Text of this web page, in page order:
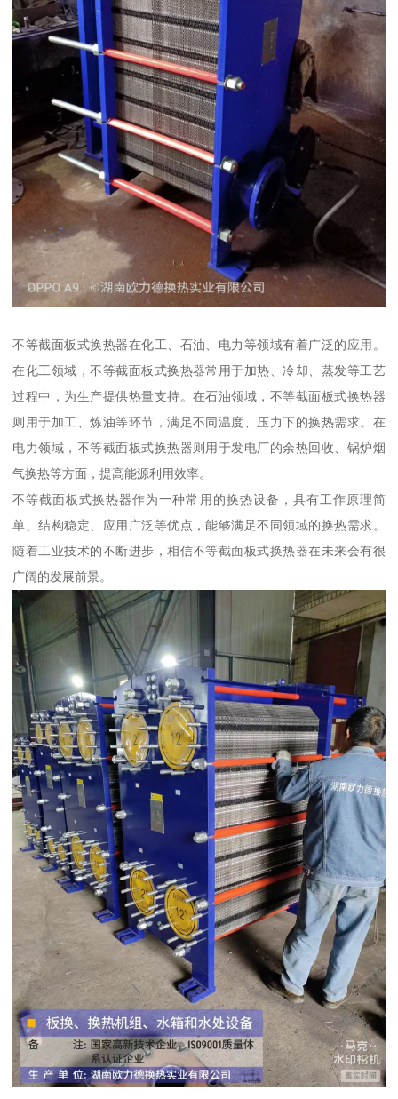
不等截面板式换热器在化工、石油、电力等领域有着广泛的应用。
在化工领域，不等截面板式换热器常用于加热、冷却、蒸发等工艺
过程中，为生产提供热量支持。在石油领域，不等截面板式换热器
则用于加工、炼油等环节，满足不同温度、压力下的换热需求。在
电力领域，不等截面板式换热器则用于发电厂的余热回收、锅炉烟
气换热等方面，提高能源利用效率。
不等截面板式换热器作为一种常用的换热设备，具有工作原理简
单、结构稳定、应用广泛等优点，能够满足不同领域的换热需求。
随着工业技术的不断进步，相信不等截面板式换热器在未来会有很
广阔的发展前景。